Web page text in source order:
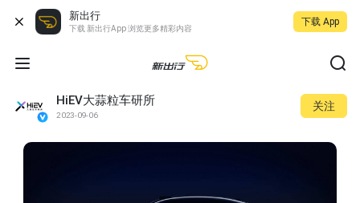
新出行
下载 新出行App 浏览更多精彩内容
下载 App
HiEV大蒜粒车研所
2023-09-06
关注